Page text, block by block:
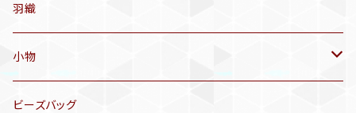
名古屋帯
洒落袋帯
袋帯
アンティーク着物
リサイクル着物
訪問着、付下げ、色無地
羽織
小物
帯揚げ
ビーズバッグ